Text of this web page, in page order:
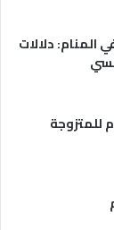
المنام: دلالات
للمتزوجة